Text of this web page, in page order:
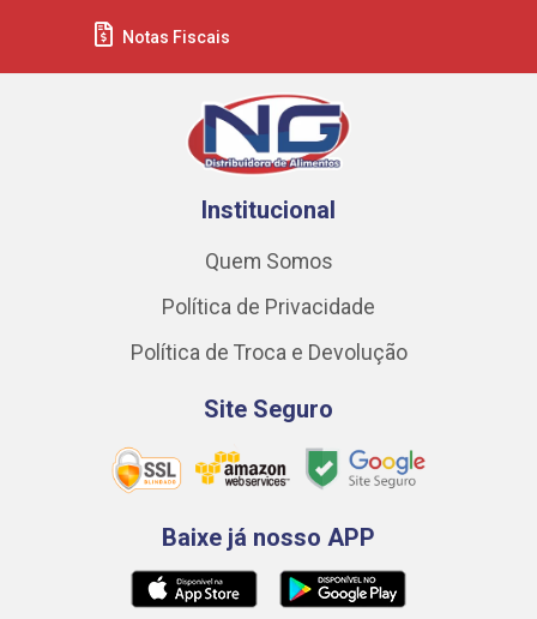
Notas Fiscais
Institucional
Quem Somos
Política de Privacidade
Política de Troca e Devolução
Site Seguro
Baixe já nosso APP